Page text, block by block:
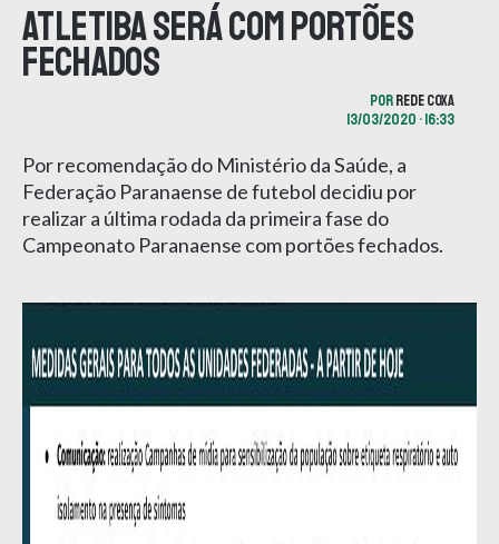
Atletiba será com portões
fechados
PORREDE COXA
13/03/2020 • 16:33
Por recomendação do Ministério da Saúde, a
Federação Paranaense de futebol decidiu por
realizar a última rodada da primeira fase do
Campeonato Paranaense com portões fechados.